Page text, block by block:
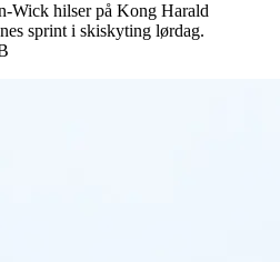
Wick hilser på Kong Harald
sprint i skiskyting lørdag.